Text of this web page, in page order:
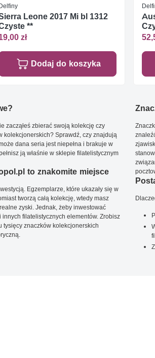
Leone 2017 Mi bl 1312
**
zł
Dodaj do koszyka
zacząłeś zbierać swoją kolekcję czy
kolekcjonerskich? Sprawdź, czy znajdują
dana seria jest niepełna i brakuje w
ją właśnie w sklepie filatelistycznym
to znakomite miejsce
Egzemplarze, które ukazały się w
tworzą całą kolekcję, wtedy masz
zyski. Jednak, żeby inwestować
filatelistycznych elementów. Zrobisz
tysięcy znaczków kolekcjonerskich